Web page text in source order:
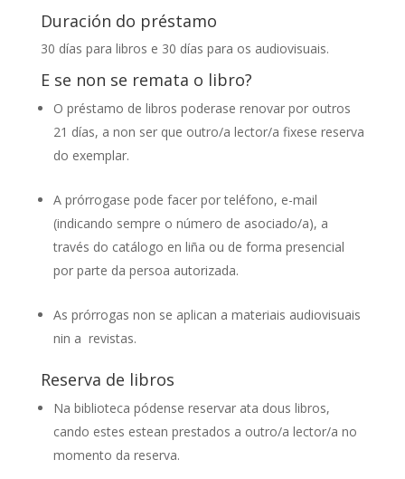
Duración do préstamo
30 días para libros e 30 días para os audiovisuais.
E se non se remata o libro?
O préstamo de libros poderase renovar por outros
21 días, a non ser que outro/a lector/a fixese reserva
do exemplar.
A prórrogase pode facer por teléfono, e-mail
(indicando sempre o número de asociado/a), a
través do catálogo en liña ou de forma presencial
por parte da persoa autorizada.
As prórrogas non se aplican a materiais audiovisuais
nin a revistas.
Reserva de libros
Na biblioteca pódense reservar ata dous libros,
cando estes estean prestados a outro/a lector/a no
momento da reserva.